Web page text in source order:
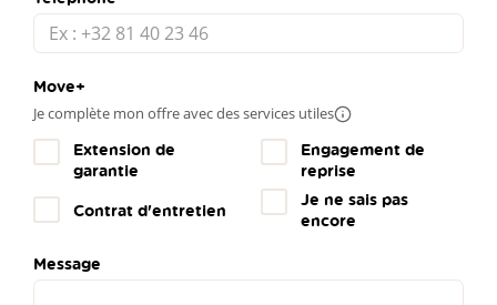
Move+
Je complète mon offre avec des services utilesPlus
Extension de
garantie
Engagement de
reprise
Contrat d'entretien
Je ne sais pas
encore
Message